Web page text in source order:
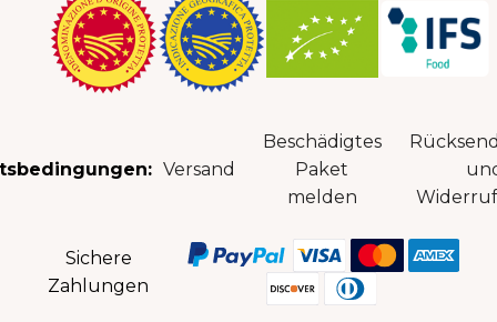
Versand
Beschädigtes
Paket
melden
Sichere
Zahlungen